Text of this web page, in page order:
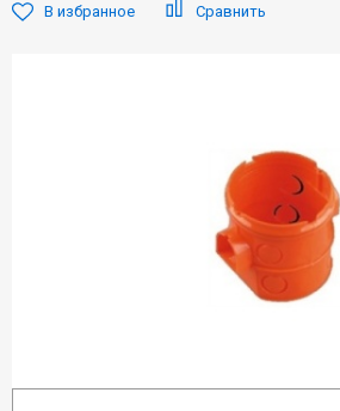
В избранное Сравнить